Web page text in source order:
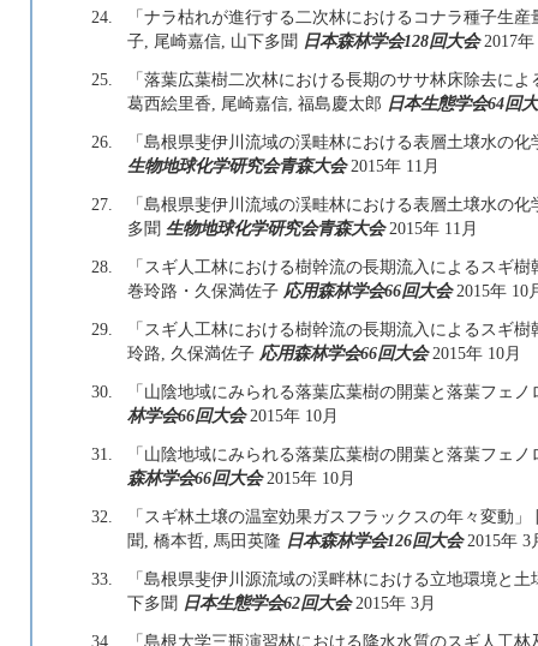
24.
「ナラ枯れが進行する二次林におけるコナラ種子生
子, 尾崎嘉信, 山下多聞 日本森林学会128回大会2017年
25.
「落葉広葉樹二次林における長期のササ林床除去に
葛西絵里香, 尾崎嘉信, 福島慶太郎 日本生態学会64回
26.
「島根県斐伊川流域の渓畦林における表層土壌水の
生物地球化学研究会青森大会2015年 11月
27.
「島根県斐伊川流域の渓畦林における表層土壌水の
多聞 生物地球化学研究会青森大会2015年 11月
28.
「スギ人工林における樹幹流の長期流入によるスギ
巻玲路・久保満佐子 応用森林学会66回大会2015年 10
29.
「スギ人工林における樹幹流の長期流入によるスギ
玲路, 久保満佐子 応用森林学会66回大会2015年 10月
30.
「山陰地域にみられる落葉広葉樹の開葉と落葉フェ
林学会66回大会2015年 10月
31.
「山陰地域にみられる落葉広葉樹の開葉と落葉フェ
森林学会66回大会2015年 10月
32.
「スギ林土壌の温室効果ガスフラックスの年々変動
聞, 橋本哲, 馬田英隆 日本森林学会126回大会2015年 3
33.
「島根県斐伊川源流域の渓畔林における立地環境と
下多聞 日本生態学会62回大会2015年 3月
34.
「島根大学三瓶演習林における降水水質のスギ人工